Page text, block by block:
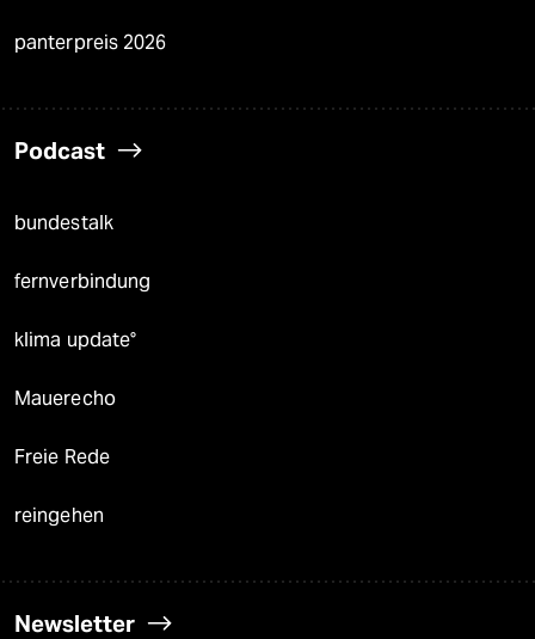
panterpreis 2026
Podcast
bundestalk
fernverbindung
klima update°
Mauerecho
Freie Rede
reingehen
Newsletter